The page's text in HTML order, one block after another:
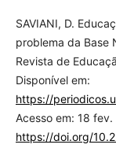
SAVIANI, D.
problema da Base
Revista de
Disponível em:
https://
Acesso em: 18 fev.
https://doi.org/